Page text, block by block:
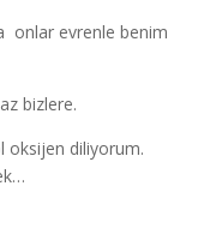
onlar evrenle benim
bizlere.
oksijen diliyorum.